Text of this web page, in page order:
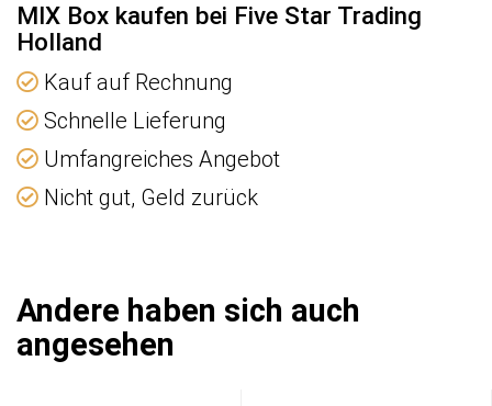
MIX Box kaufen bei Five Star Trading
Holland
Kauf auf Rechnung
Schnelle Lieferung
Umfangreiches Angebot
Nicht gut, Geld zurück
Andere haben sich auch
angesehen